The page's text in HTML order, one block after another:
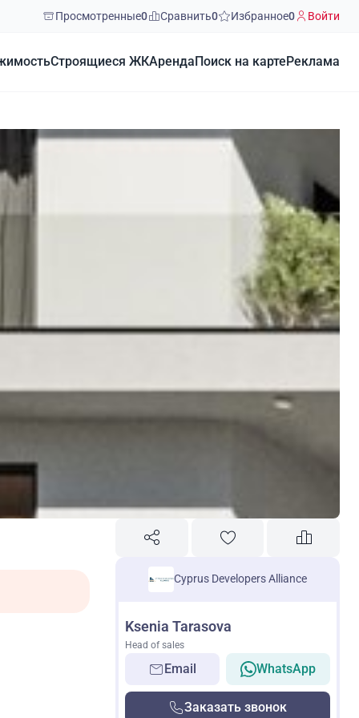
Просмотренные0 Сравнить0 Избранное0 Войти
Строящиеся ЖКАренда Поиск на карте Реклама
Cyprus Developers Alliance
Ksenia Tarasova
Head of sales
Email WhatsApp
Заказать звонок